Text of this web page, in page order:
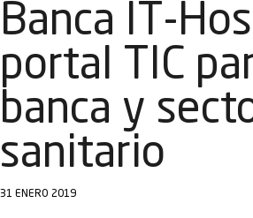
Banca IT-
portal TIC
banca y
sanitario
31 ENERO 2019